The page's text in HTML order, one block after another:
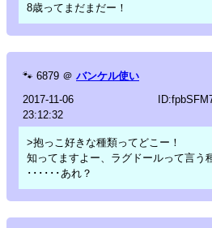
8歳ってまだまだー！
🐾 6879 ＠ バンケル使い
2017-11-06
23:12:32
>抱っこ好きな種類ってどこー！
知ってますよー、ラグドールって言う
･･････あれ？